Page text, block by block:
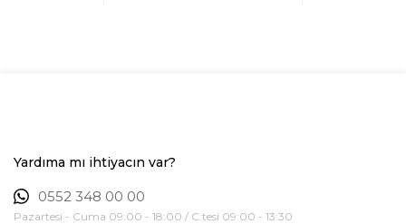
Yardıma mı ihtiyacın var?
0552 348 00 00
Pazartesi - Cuma 09:00 - 18:00 / C.tesi 09:00 - 13:30